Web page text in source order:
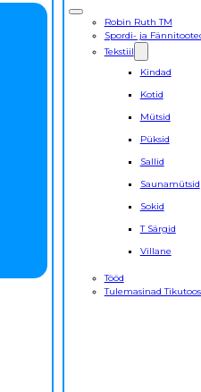
Robin Ruth TM
Spordi- ja
Tekstiil
Kindad
Kotid
Mütsid
Püksid
Sallid
Saunamütsid
Sokid
T Särgid
Villane
Tööd
Tulemasinad